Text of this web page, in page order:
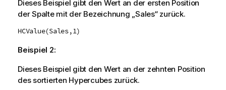
Dieses Beispiel gibt den Wert an der ersten Position
der Spalte mit der Bezeichnung „Sales“ zurück.
HCValue(Sales,1)
Beispiel 2:
Dieses Beispiel gibt den Wert an der zehnten Position
des sortierten Hypercubes zurück.